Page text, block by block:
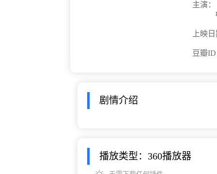
主演：
上映
豆瓣
剧情介绍
播放类型：360播放器